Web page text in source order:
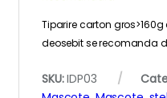
Tiparire carton
deosebit se recomanda
SKU:IDP03